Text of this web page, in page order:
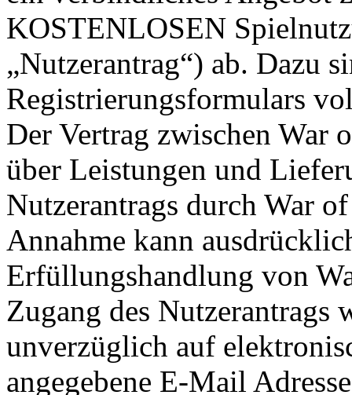
KOSTENLOSEN
„Nutzerantrag“) ab. Dazu
Registrierungsformulars
Der Vertrag zwischen War
über Leistungen und
Nutzerantrags durch War
Annahme kann
Erfüllungshandlung von
Zugang des Nutzerantrags
unverzüglich auf
angegebene E-Mail